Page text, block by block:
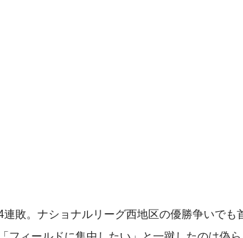
敗。ナショナルリーグ西地区の優勝争いでも